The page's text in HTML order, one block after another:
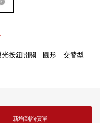
按鈕開關 圓形 交替型
新增到詢價單